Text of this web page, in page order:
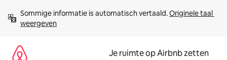
direct
naar
Sommige informatie is automatisch vertaald. Originele taal
weergeven
Je ruimte op Airbnb zetten